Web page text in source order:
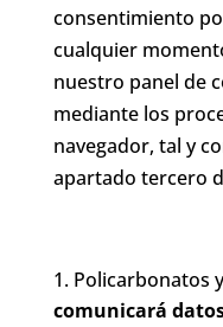
consentimiento
cualquier
nuestro panel de
mediante los
navegador, tal y
apartado tercero
Policarbonatos
comunicará